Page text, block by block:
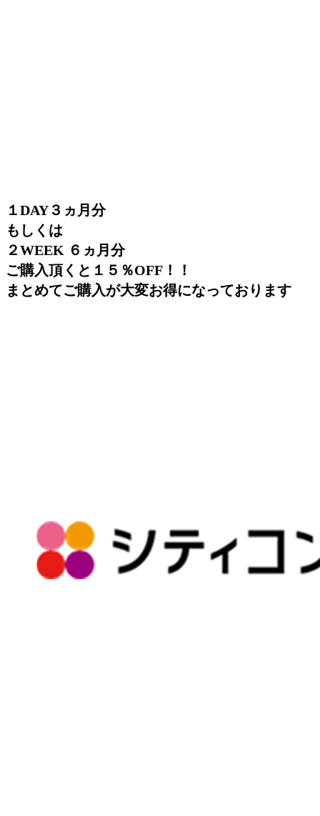
１DAY３ヵ月分
もしくは
２WEEK ６ヵ月分
ご購入頂くと１５％OFF！！
まとめてご購入が大変お得になっております